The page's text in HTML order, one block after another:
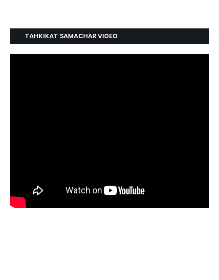
TAHKIKAT SAMACHAR VIDEO